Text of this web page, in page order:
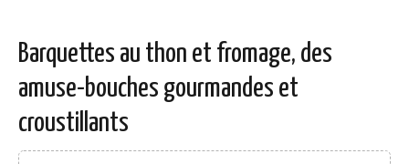
Barquettes au thon et fromage, des
amuse-bouches gourmandes et
croustillants